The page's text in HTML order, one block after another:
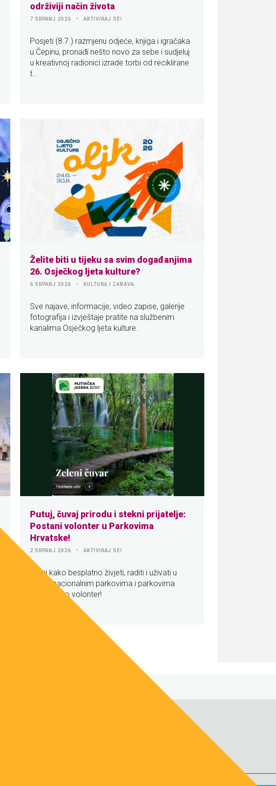
održiviji način života
7 SRPANJ 2026 AKTIVIRAJ SE!
Posjeti (8.7.) razmjenu odjeće, knjiga i igračaka
u Čepinu, pronađi nešto novo za sebe i sudjeluj
u kreativnoj radionici izrade torbi od reciklirane
t...
Želite biti u tijeku sa svim događanjima
26. Osječkog ljeta kulture?
6 SRPANJ 2026 KULTURA I ZABAVA
Sve najave, informacije, video zapise, galerije
fotografija i izvještaje pratite na službenim
kanalima Osječkog ljeta kulture.
Putuj, čuvaj prirodu i stekni prijatelje:
Postani volonter u Parkovima
Hrvatske!
2 SRPANJ 2026 AKTIVIRAJ SE!
Otkrij kako besplatno živjeti, raditi i uživati u
našim nacionalnim parkovima i parkovima
prirode kao volonter!